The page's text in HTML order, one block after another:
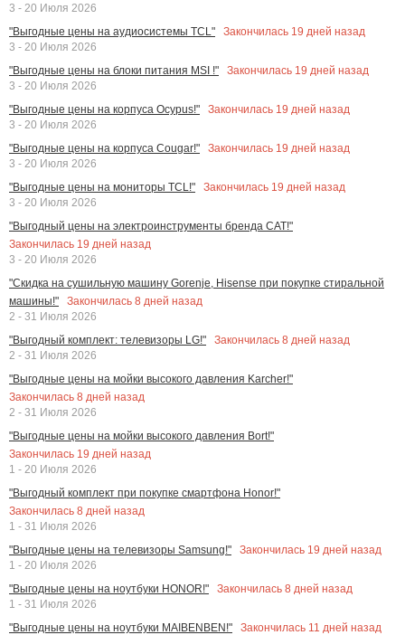
3 - 20 Июля 2026
"Выгодные цены на аудиосистемы TCL"
Закончилась 19 дней назад
3 - 20 Июля 2026
"Выгодные цены на блоки питания MSI !"
Закончилась 19 дней назад
3 - 20 Июля 2026
"Выгодные цены на корпуса Ocypus!"
Закончилась 19 дней назад
3 - 20 Июля 2026
"Выгодные цены на корпуса Cougar!"
Закончилась 19 дней назад
3 - 20 Июля 2026
"Выгодные цены на мониторы TCL!"
Закончилась 19 дней назад
3 - 20 Июля 2026
"Выгодный цены на электроинструменты бренда CAT!"
Закончилась 19 дней назад
3 - 20 Июля 2026
"Скидка на сушильную машину Gorenje, Hisense при покупке стиральной
машины!"
Закончилась 8 дней назад
2 - 31 Июля 2026
"Выгодный комплект: телевизоры LG!"
Закончилась 8 дней назад
2 - 31 Июля 2026
"Выгодные цены на мойки высокого давления Karcher!"
Закончилась 8 дней назад
2 - 31 Июля 2026
"Выгодные цены на мойки высокого давления Bort!"
Закончилась 19 дней назад
1 - 20 Июля 2026
"Выгодный комплект при покупке смартфона Honor!"
Закончилась 8 дней назад
1 - 31 Июля 2026
"Выгодные цены на телевизоры Samsung!"
Закончилась 19 дней назад
1 - 20 Июля 2026
"Выгодные цены на ноутбуки HONOR!"
Закончилась 8 дней назад
1 - 31 Июля 2026
"Выгодные цены на ноутбуки MAIBENBEN!"
Закончилась 11 дней назад